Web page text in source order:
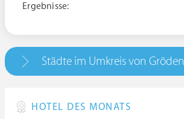
Ergebnisse:
Städte im Umkreis von Gröden
HOTEL DES MONATS